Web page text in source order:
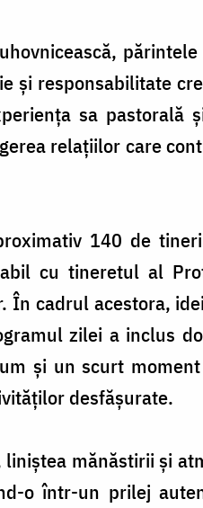
și responsabilitate
sa pastorală
relațiilor care
140 de
cu tineretul al
În cadrul acestora,
zilei a inclus
și un scurt
desfășurate.
mănăstirii și
o într-un prilej